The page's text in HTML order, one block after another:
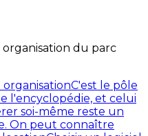
du parc
C'est le pôle
l'encyclopédie, et celui
soi-même reste un
On peut connaître